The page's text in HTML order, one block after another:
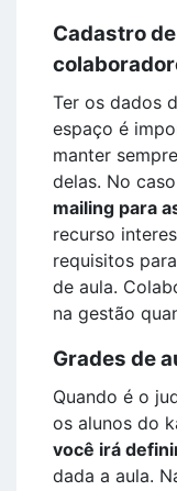
Cadastro
Ter os dados
espaço é
manter
delas. No
mailing para
recurso
requisitos
de aula.
na gestão
Grades de
Quando é o
os alunos do
você irá
dada a aula.